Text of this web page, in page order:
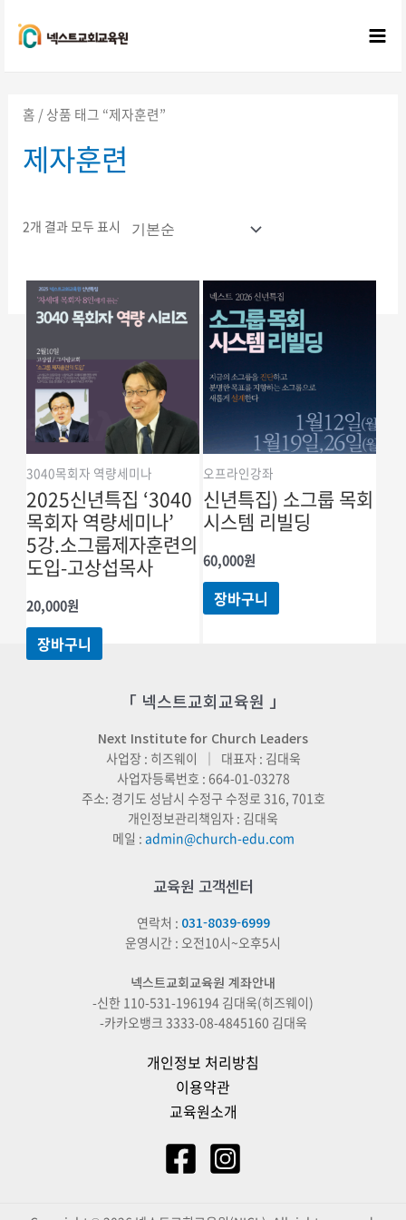
건너뛰기
홈 / 상품 태그 “제자훈련”
제자훈련
2개 결과 모두 표시
3040목회자 역량세미나
2025신년특집 ‘3040
목회자 역량세미나’
5강.소그룹제자훈련의
도입-고상섭목사
20,000원
장바구니
오프라인강좌
신년특집) 소그룹 목회
시스템 리빌딩
60,000원
장바구니
「 넥스트교회교육원 」
Next Institute for Church Leaders
사업장 : 히즈웨이 ｜ 대표자 : 김대욱
사업자등록번호 : 664-01-03278
주소: 경기도 성남시 수정구 수정로 316, 701호
개인정보관리책임자 : 김대욱
메일 : admin@church-edu.com
교육원 고객센터
연락처 : 031-8039-6999
운영시간 : 오전10시~오후5시
넥스트교회교육원 계좌안내
-신한 110-531-196194 김대욱(히즈웨이)
-카카오뱅크 3333-08-4845160 김대욱
개인정보 처리방침
이용약관
교육원소개